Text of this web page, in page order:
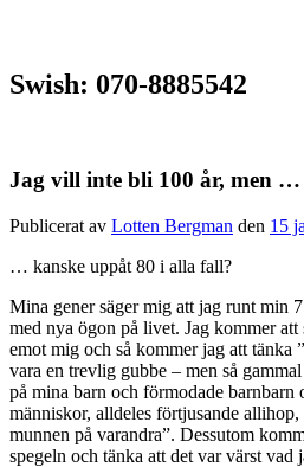
Swish: 070-8885542
Jag vill inte bli 100 år, men …
Publicerat av Lotten Bergman den 15
… kanske uppåt 80 i alla fall?
Mina gener säger mig att jag runt min
med nya ögon på livet. Jag kommer att
emot mig och så kommer jag att tänka
vara en trevlig gubbe – men så
på mina barn och förmodade barnbarn
människor, alldeles förtjusande allihop,
munnen på varandra”. Dessutom
spegeln och tänka att det var värst vad